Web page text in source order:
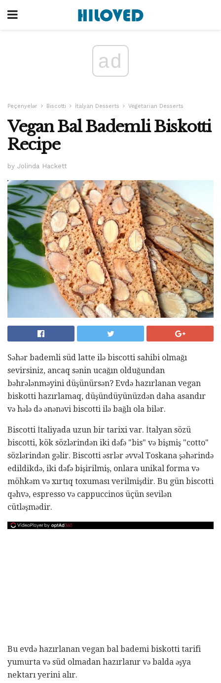
ad
Peçenyelər Biscotti İtalyan Desserts Vegetarian Desserts
Vegan Bal Bademli Biskotti
Recipe
by Jolinda Hackett
Səhər bademli süd latte ilə biscotti sahibi olmağı
sevirsiniz, ancaq sənin ucağın olduğundan
bəhrələnməyini düşünürsən? Evdə hazırlanan vegan
biskotti hazırlamaq, düşündüyünüzdən daha asandır
və hələ də ənənəvi biscotti ilə bağlı ola bilər.
Biscotti İtaliyada uzun bir tarixi var. İtalyan sözü
biscotti, kök sözlərindən iki dəfə "bis" və bişmiş "cotto"
sözlərindən gəlir. Biscotti əsrlər əvvəl Toskana şəhərində
edildikdə, iki dəfə bişirilmiş, onlara unikal forma və
möhkəm və xırtıq toxuması verilmişdir. Bu gün biscotti
qəhvə, espresso və cappuccinos üçün sevilən
cütləşmədir.
Bu evdə hazırlanan vegan bal bademi biskotti tarifi
yumurta və süd olmadan hazırlanır və balda əşya
nektarı yerini alır.